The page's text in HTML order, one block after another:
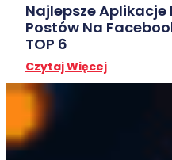
Najlepsze
Postów Na
TOP 6
Czytaj Więcej